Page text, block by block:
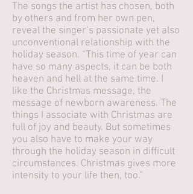
The songs the artist has chosen, both
by others and from her own pen,
reveal the singer’s passionate yet also
unconventional relationship with the
holiday season. “This time of year can
have so many aspects, it can be both
heaven and hell at the same time. I
like the Christmas message, the
message of newborn awareness. The
things I associate with Christmas are
full of joy and beauty. But sometimes
you also have to make your way
through the holiday season in difficult
circumstances. Christmas gives more
intensity to your life then, too.”